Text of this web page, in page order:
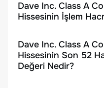
Dave Inc. Class A
Hissesinin İşlem
Dave Inc. Class A
Hissesinin Son 52
Değeri Nedir?